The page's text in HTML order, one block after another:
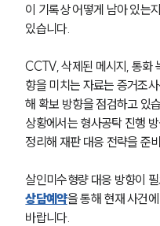
이 기록상 어떻게 남아 있는
있습니다.
CCTV, 삭제된 메시지, 통화
향을 미치는 자료는 증거조
해 확보 방향을 점검하고 있
상황에서는 형사공탁 진행
정리해 재판 대응 전략을 준
살인미수형량 대응 방향이
상담예약을 통해 현재 사건
바랍니다.